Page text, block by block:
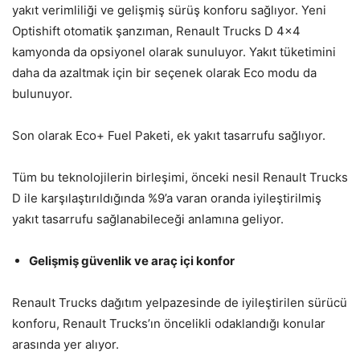
yakıt verimliliği ve gelişmiş sürüş konforu sağlıyor. Yeni
Optishift otomatik şanzıman, Renault Trucks D 4×4
kamyonda da opsiyonel olarak sunuluyor. Yakıt tüketimini
daha da azaltmak için bir seçenek olarak Eco modu da
bulunuyor.
Son olarak Eco+ Fuel Paketi, ek yakıt tasarrufu sağlıyor.
Tüm bu teknolojilerin birleşimi, önceki nesil Renault Trucks
D ile karşılaştırıldığında %9’a varan oranda iyileştirilmiş
yakıt tasarrufu sağlanabileceği anlamına geliyor.
Gelişmiş güvenlik ve araç içi konfor
Renault Trucks dağıtım yelpazesinde de iyileştirilen sürücü
konforu, Renault Trucks’ın öncelikli odaklandığı konular
arasında yer alıyor.